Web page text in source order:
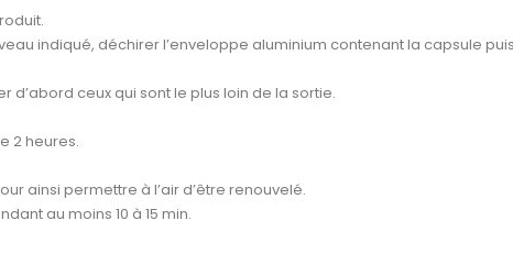
indiqué, déchirer l’enveloppe aluminium contenant la capsule
ceux qui sont le plus loin de la sortie.
2 heures.
ainsi permettre à l’air d’être renouvelé.
au moins 10 à 15 min.